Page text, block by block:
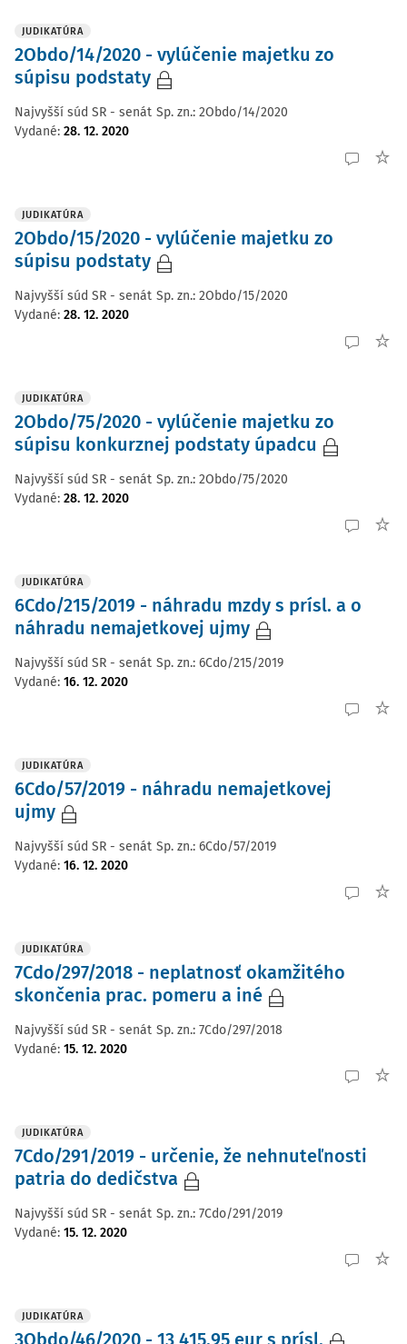
JUDIKATÚRA
2Obdo/14/2020 - vylúčenie majetku zo
súpisu podstaty
Najvyšší súd SR - senát Sp. zn.: 2Obdo/14/2020
Vydané: 28. 12. 2020
JUDIKATÚRA
2Obdo/15/2020 - vylúčenie majetku zo
súpisu podstaty
Najvyšší súd SR - senát Sp. zn.: 2Obdo/15/2020
Vydané: 28. 12. 2020
JUDIKATÚRA
2Obdo/75/2020 - vylúčenie majetku zo
súpisu konkurznej podstaty úpadcu
Najvyšší súd SR - senát Sp. zn.: 2Obdo/75/2020
Vydané: 28. 12. 2020
JUDIKATÚRA
6Cdo/215/2019 - náhradu mzdy s prísl. a o
náhradu nemajetkovej ujmy
Najvyšší súd SR - senát Sp. zn.: 6Cdo/215/2019
Vydané: 16. 12. 2020
JUDIKATÚRA
6Cdo/57/2019 - náhradu nemajetkovej
ujmy
Najvyšší súd SR - senát Sp. zn.: 6Cdo/57/2019
Vydané: 16. 12. 2020
JUDIKATÚRA
7Cdo/297/2018 - neplatnosť okamžitého
skončenia prac. pomeru a iné
Najvyšší súd SR - senát Sp. zn.: 7Cdo/297/2018
Vydané: 15. 12. 2020
JUDIKATÚRA
7Cdo/291/2019 - určenie, že nehnuteľnosti
patria do dedičstva
Najvyšší súd SR - senát Sp. zn.: 7Cdo/291/2019
Vydané: 15. 12. 2020
JUDIKATÚRA
3Obdo/46/2020 - 13 415,95 eur s prísl.